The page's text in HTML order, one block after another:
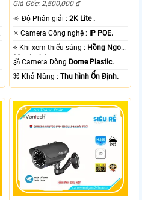
Giá Gốc: 2,500,000 ₫
🔆 Độ Phân giải :2K Lite .
✳️ Camera Công nghệ :
IP POE.
⭐ Khi xem thiếu sáng : Hồng Ngoại
30m Led Array.
🕉️ Camera Dòng Dome Plastic.
️⌘ Khả Năng :Thu hình Ổn Định.